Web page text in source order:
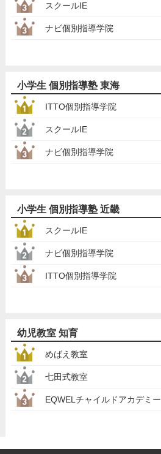
スクールIE
ナビ個別指導学院
小学生 個別指導塾 東海
ITTO個別指導学院
スクールIE
ナビ個別指導学院
小学生 個別指導塾 近畿
スクールIE
ナビ個別指導学院
ITTO個別指導学院
幼児教室 知育
めばえ教室
七田式教室
EQWELチャイルドアカデミー